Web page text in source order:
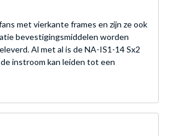
met vierkante frames en zijn ze ook
bevestigingsmiddelen worden
Al met al is de NA-IS1-14 Sx2
instroom kan leiden tot een